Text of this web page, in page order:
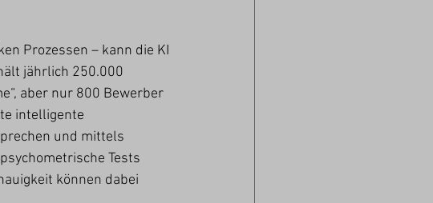
Prozessen – kann die KI
jährlich 250.000
aber nur 800 Bewerber
intelligente
und mittels
Tests
können dabei